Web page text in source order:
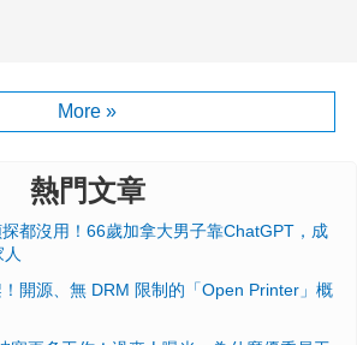
More »
熱門文章
都沒用！66歲加拿大男子靠ChatGPT，成
開源、無 DRM 限制的「Open Printer」概